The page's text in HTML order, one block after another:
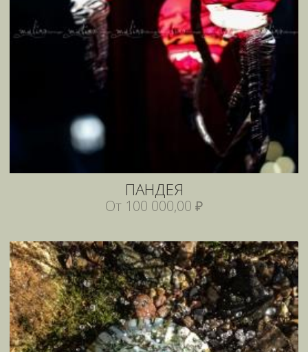
ПАНДЕЯ
От 100 000,00 ₽